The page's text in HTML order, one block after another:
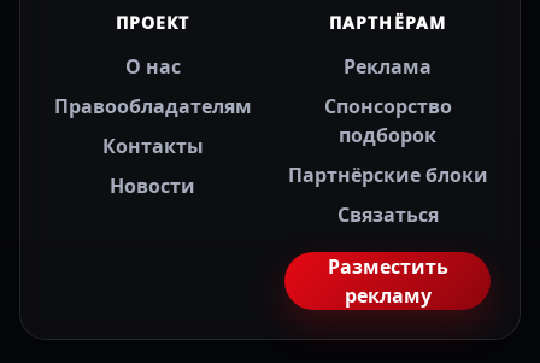
ПРОЕКТ
О нас
Правообладателям
Контакты
Новости
ПАРТНЁРАМ
Реклама
Спонсорство
подборок
Партнёрские блоки
Связаться
Разместить
рекламу